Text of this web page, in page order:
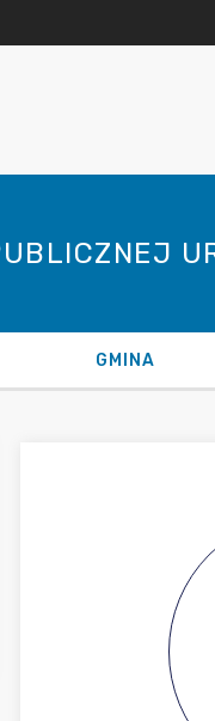
GMINA